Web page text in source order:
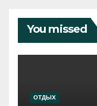
You missed
ОТДЫХ